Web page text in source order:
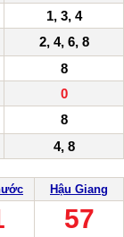
1, 3, 4
2, 4, 6, 8
8
0
8
4, 8
Hậu Giang
57